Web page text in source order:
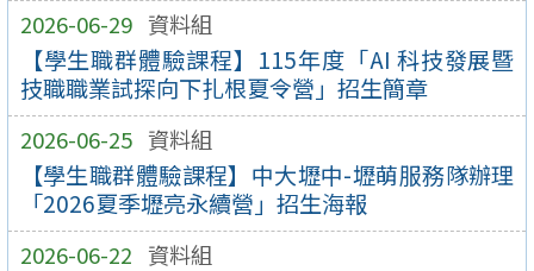
2026-06-29 資料組
【學生職群體驗課程】115年度「AI 科技發展暨
技職職業試探向下扎根夏令營」招生簡章
2026-06-25 資料組
【學生職群體驗課程】中大壢中-壢萌服務隊辦理
「2026夏季壢亮永續營」招生海報
2026-06-22 資料組